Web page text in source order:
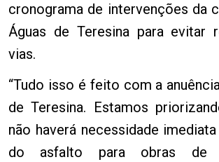
cronograma de intervenções da
Águas de Teresina para evitar
vias.
“Tudo isso é feito com a
de Teresina. Estamos
não haverá necessidade
do asfalto para obras de